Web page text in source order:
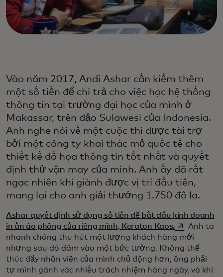
Vào năm 2017, Andi Ashar cần kiếm thêm
một số tiền để chi trả cho việc học hệ thống
thông tin tại trường đại học của mình ở
Makassar, trên đảo Sulawesi của Indonesia.
Anh nghe nói về một cuộc thi được tài trợ
bởi một công ty khai thác mỏ quốc tế cho
thiết kế đồ họa thông tin tốt nhất và quyết
định thử vận may của mình. Anh ấy đã rất
ngạc nhiên khi giành được vị trí đầu tiên,
mang lại cho anh giải thưởng 1.750 đô la.
Ashar quyết định sử dụng số tiền để bắt đầu kinh doanh
in ấn áo phông của riêng mình, Keraton Kaos.opens in a
Anh ta
nhanh chóng thu hút một lượng khách hàng mới
nhưng sau đó đâm vào một bức tường. Không thể
thúc đẩy nhân viên của mình chủ động hơn, ông phải
tự mình gánh vác nhiều trách nhiệm hàng ngày, và khi